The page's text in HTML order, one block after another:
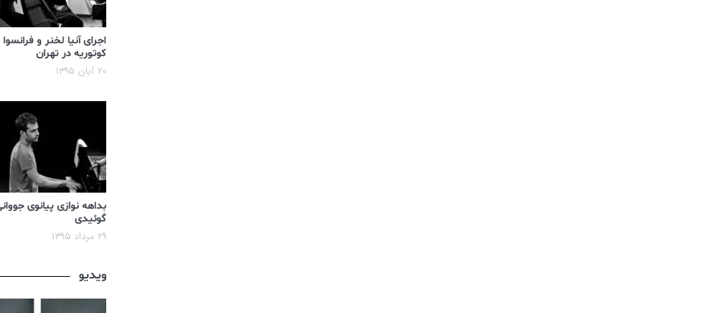
اجرای آنیا لخنر و فرانسوا
کوتوریه در تهران
۲۰ آبان ۱۳۹۵
بداهه نوازی پیانوی
گوئیدی
۲۹ مرداد ۱۳۹۵
ویدیو